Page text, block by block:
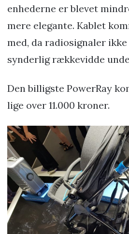
enhederne er blevet
mere elegante. Kablet
med, da radiosignaler
synderlig rækkevidde
Den billigste PowerRay
lige over 11.000 kroner.